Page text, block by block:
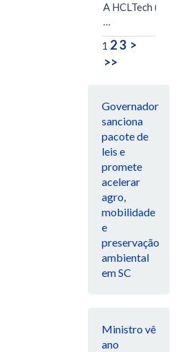
A HCLTech (NSE:
…
1 23 >
>>
Governador
sanciona
pacote de
leis e
promete
acelerar
agro,
mobilidade
e
preservação
ambiental
em SC
Ministro vê
ano